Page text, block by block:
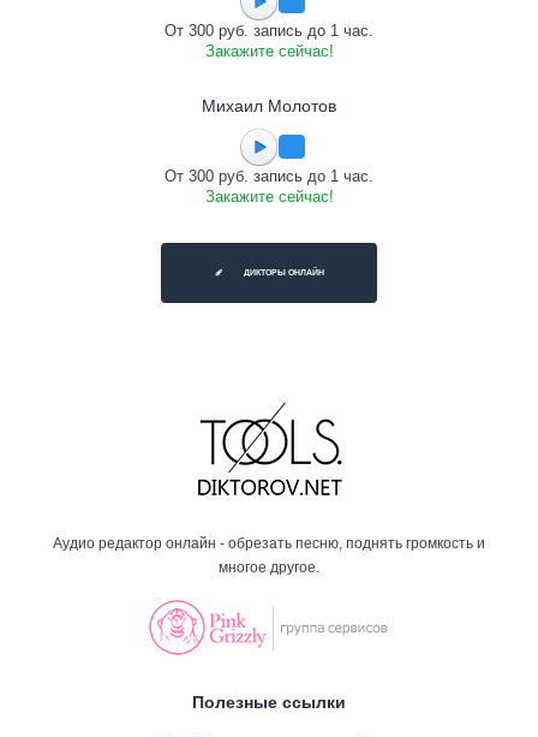
От 300 руб. запись до 1 час.
Закажите сейчас!
Михаил Молотов
От 300 руб. запись до 1 час.
Закажите сейчас!
ДИКТОРЫ ОНЛАЙН
Аудио редактор онлайн - обрезать песню, поднять громкость и
многое другое.
Полезные ссылки